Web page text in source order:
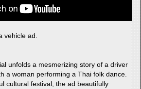
vehicle ad.
unfolds a mesmerizing story of a driver
a woman performing a Thai folk dance.
cultural festival, the ad beautifully